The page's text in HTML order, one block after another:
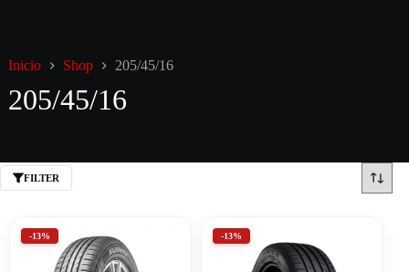
Inicio Shop 205/45/16
205/45/16
FILTER
-13% -13%